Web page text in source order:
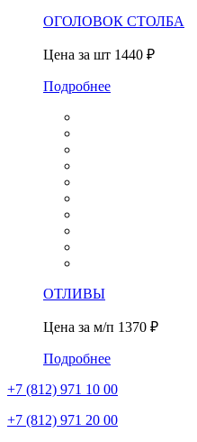
ОГОЛОВОК СТОЛБА
Цена за шт 1440 ₽
Подробнее
ОТЛИВЫ
Цена за м/п 1370 ₽
Подробнее
+7 (812) 971 10 00
+7 (812) 971 20 00